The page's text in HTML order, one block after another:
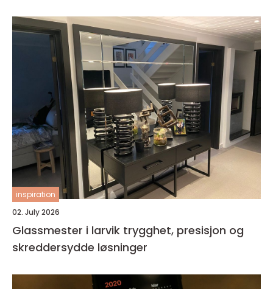
inspiration
02. July 2026
Glassmester i larvik trygghet, presisjon og
skreddersydde løsninger